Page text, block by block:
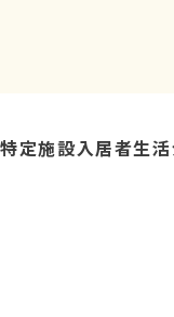
定施設入居者生